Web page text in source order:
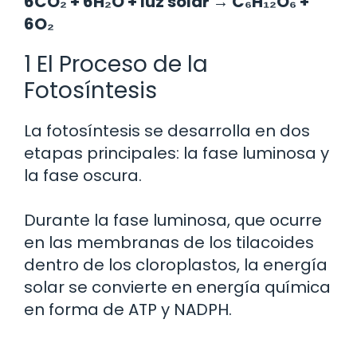
6O₂
1 El Proceso de la
Fotosíntesis
La fotosíntesis se desarrolla en dos
etapas principales: la fase luminosa y
la fase oscura.
Durante la fase luminosa, que ocurre
en las membranas de los tilacoides
dentro de los cloroplastos, la energía
solar se convierte en energía química
en forma de ATP y NADPH.